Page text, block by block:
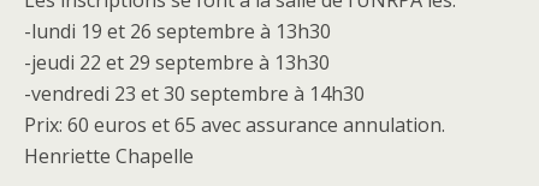
-lundi 19 et 26 septembre à 13h30
-jeudi 22 et 29 septembre à 13h30
-vendredi 23 et 30 septembre à 14h30
Prix: 60 euros et 65 avec assurance annulation.
Henriette Chapelle